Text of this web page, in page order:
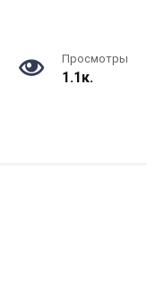
Просмотры
1.1к.